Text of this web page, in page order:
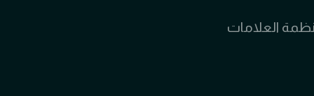
العلامات